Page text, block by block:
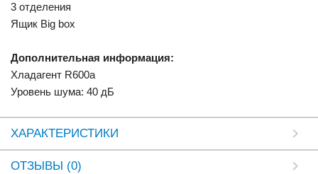
3 отделения
Ящик Big box
Дополнительная информация:
Хладагент R600a
Уровень шума: 40 дБ
ХАРАКТЕРИСТИКИ
ОТЗЫВЫ (0)